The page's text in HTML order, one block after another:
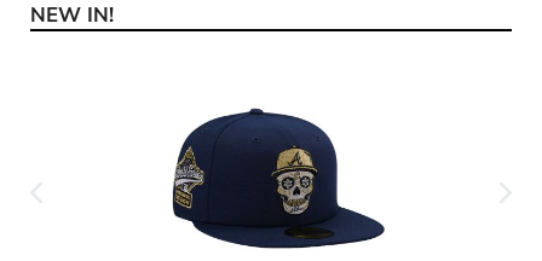
Produktgalerie überspringen
NEW IN!